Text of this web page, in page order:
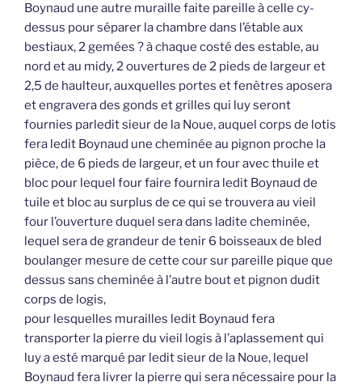
Boynaud une autre muraille faite pareille à celle cy-
dessus pour séparer la chambre dans l’étable aux
bestiaux, 2 gemées ? à chaque costé des estable, au
nord et au midy, 2 ouvertures de 2 pieds de largeur et
2,5 de haulteur, auxquelles portes et fenêtres aposera
et engravera des gonds et grilles qui luy seront
fournies parledit sieur de la Noue, auquel corps de lotis
fera ledit Boynaud une cheminée au pignon proche la
pièce, de 6 pieds de largeur, et un four avec thuile et
bloc pour lequel four faire fournira ledit Boynaud de
tuile et bloc au surplus de ce qui se trouvera au vieil
four l’ouverture duquel sera dans ladite cheminée,
lequel sera de grandeur de tenir 6 boisseaux de bled
boulanger mesure de cette cour sur pareille pique que
dessus sans cheminée à l’autre bout et pignon dudit
corps de logis,
pour lesquelles murailles ledit Boynaud fera
transporter la pierre du vieil logis à l’aplassement qui
luy a esté marqué par ledit sieur de la Noue, lequel
Boynaud fera livrer la pierre qui sera nécessaire pour la